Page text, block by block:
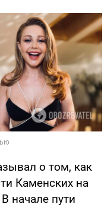
о том, как
Каменских на
начале пути